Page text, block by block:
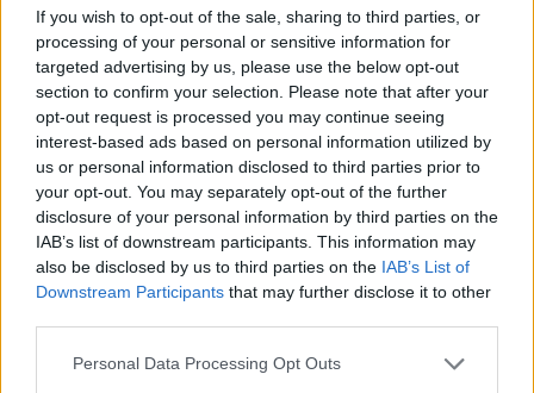
If you wish to opt-out of the sale, sharing to third parties, or
processing of your personal or sensitive information for
targeted advertising by us, please use the below opt-out
section to confirm your selection. Please note that after your
opt-out request is processed you may continue seeing
interest-based ads based on personal information utilized by
us or personal information disclosed to third parties prior to
your opt-out. You may separately opt-out of the further
disclosure of your personal information by third parties on the
IAB’s list of downstream participants. This information may
also be disclosed by us to third parties on the IAB’s List of
Downstream Participants that may further disclose it to other
Personal Data Processing Opt Outs
O čem se mluví
seniorů MHD
O čem se mluví
Obyvatelé upozorňují na problémy v okolí
náměstí 17. listopadu. Radnice tvrdí, že
situaci má pod kontrolou